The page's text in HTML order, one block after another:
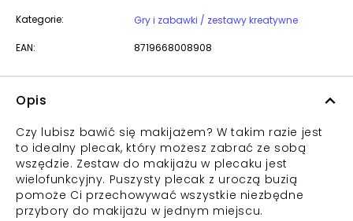
Kategorie:
Gry i zabawki / zestawy kreatywne
EAN: 8719668008908
Opis
Czy lubisz bawić się makijażem? W takim razie jest
to idealny plecak, który możesz zabrać ze sobą
wszędzie. Zestaw do makijażu w plecaku jest
wielofunkcyjny. Puszysty plecak z uroczą buzią
pomoże Ci przechowywać wszystkie niezbędne
przybory do makijażu w jednym miejscu.